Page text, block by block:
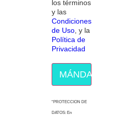
los términos
y las
Condiciones
de Uso, y la
Política de
Privacidad
MÁNDAME
“PROTECCION DE
DATOS: En